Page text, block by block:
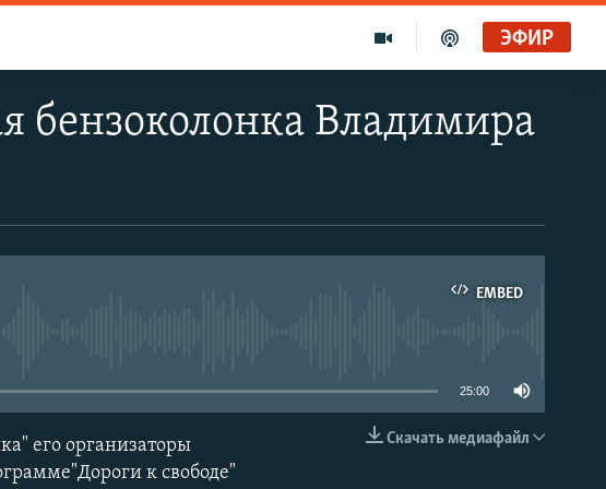
ЭФИР
бензоколонка Владимира
EMBED
EMBED
25:00
Скачать медиафайл
его организаторы
к свободе"